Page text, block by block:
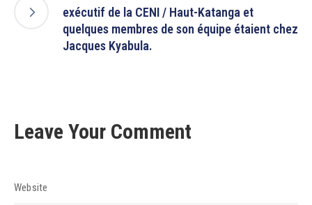
exécutif de la CENI / Haut-Katanga et
quelques membres de son équipe étaient chez
Jacques Kyabula.
Leave Your Comment